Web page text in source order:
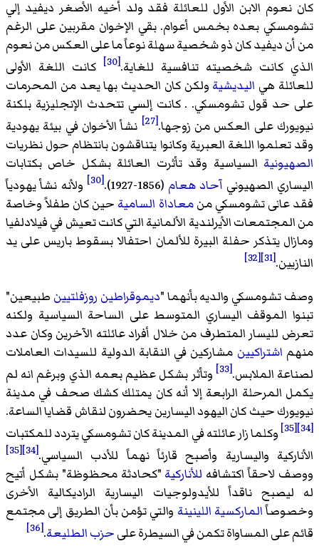
كان نعوم الابن الأول للعائلة فقد ولد أخيه الأصغر ديفيد إلي
تشومسكي بعده بخمس أعوام. بقي الإخوان مقربين على الرغم
من أن ديفيد كان ذو شخصية سهلة نوعاً ما على العكس من نعوم
الذي كانت شخصيته تنافسية للغاية.[30]
كانت اللغة الأولى
للعائلة هي اليديشية ولكن كان الحديث بها يعد من المحرمات
على حد قول تشومسكي. . كانت إلسي تتحدث الإنجليزية بلكنة
نيويورك على العكس من زوجها.[27]
نشأ الأخوان في بيئة يهودية
وقد تعلموا اللغة العبرية وكانوا يتناقشون بانتظام حول نظريات
الصهيونية السياسية وقد تأثرت العائلة بشكل خاص بكتابات
اليساري الصهيوني آحاد هعام (1856-1927).
[30]
ولأنه نشأ يهودياً
فقد عانى تشومسكي منمعاداة السامية حين كان طفلاً وخاصة
من المجتمعات الأيرلندية الألمانية التي كانت تعيش في فيلادلفيا
ومازال يتذكر حفلة البيرة للألمان احتفالا بسقوط باريس على يد
النازيين.[31]
[32]
وصف تشومسكي والديه بأنهما "ديموقراطين روزفلتيين طبيعين"
تبنوا الموقف اليساري المتوسط على الساحة السياسية ولكنه
تعرض لليسار المتطرف من خلال أفراد عائلته الآخرين وكان عدد
منهم اشتراكيين مشاركين في النقابة الدولية للسيدات العاملات
لصناعة الملابس.
[33]
وتأثر بشكل عظيم بعمه الذي وبرغم انه لم
يكمل المرحلة الرابعة إلا أنه كان يمتلك كشك صحف في مدينة
نيويورك حيث كان اليهود اليسارين يحضرون لنقاش قضايا الساعة.
[34]
[35]
وكلما زار عائلته في المدينة كان تشومسكي يتردد للمكتبات
الأناركية واليسارية وأصبح قارئاً نهماً للأدب السياسي.[34]
[35]
ووصف لاحقاً اكتشافه للأناركية "كحادثة محظوظة" بشكل أتيح
له ليصبح ناقداً للأيدولوجيات اليسارية الراديكالية الأخرى
وخصوصاًالماركسية اللينينة والتي تؤمن بأن الطريق إلى مجتمع
قائم على المساواة تكمن في السيطرة علىحزب الطليعة.
[36]